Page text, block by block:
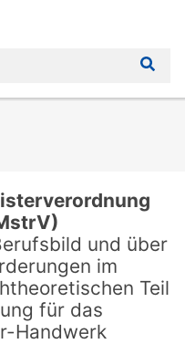
und über
im
Teil
für das
Handwerk